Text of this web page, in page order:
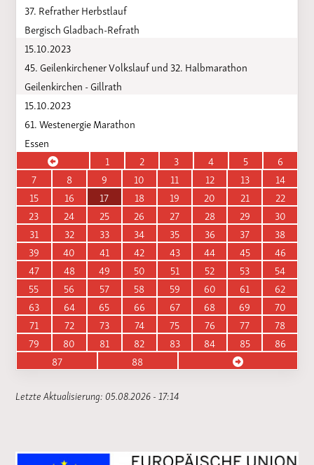
37. Refrather Herbstlauf
Bergisch Gladbach-Refrath
15.10.2023
45. Geilenkirchener Volkslauf und 32. Halbmarathon
Geilenkirchen - Gillrath
15.10.2023
61. Westenergie Marathon
Essen
1
2 3 4 5
6
7
8 9 10 11 12 13
14
15
16 17 18 19 20 21
22
23
24 25 26 27 28 29
30
31
32 33 34 35 36 37
38
39
40 41 42 43 44 45
46
47
48 49 50 51 52 53
54
55
56 57 58 59 60 61
62
63
64 65 66 67 68 69
70
71
72 73 74 75 76 77
78
79
80 81 82 83 84 85
86
87
88
Letzte Aktualisierung: 05.08.2026 - 17:14